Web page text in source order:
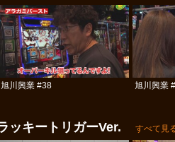
旭川興業 #38 旭川興業
ッキートリガーVer. すべて見